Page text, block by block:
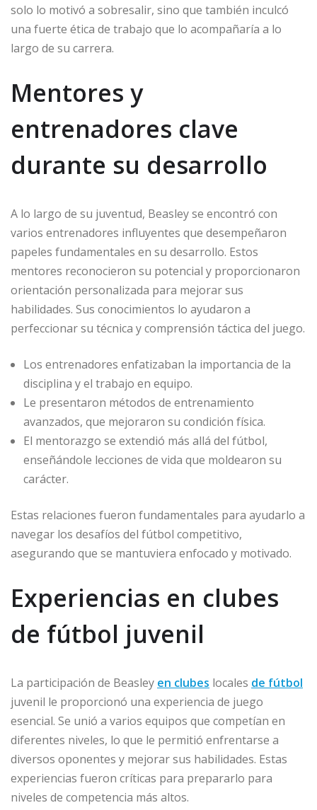
solo lo motivó a sobresalir, sino que también inculcó
una fuerte ética de trabajo que lo acompañaría a lo
largo de su carrera.
Mentores y
entrenadores clave
durante su desarrollo
A lo largo de su juventud, Beasley se encontró con
varios entrenadores influyentes que desempeñaron
papeles fundamentales en su desarrollo. Estos
mentores reconocieron su potencial y proporcionaron
orientación personalizada para mejorar sus
habilidades. Sus conocimientos lo ayudaron a
perfeccionar su técnica y comprensión táctica del juego.
Los entrenadores enfatizaban la importancia de la
disciplina y el trabajo en equipo.
Le presentaron métodos de entrenamiento
avanzados, que mejoraron su condición física.
El mentorazgo se extendió más allá del fútbol,
enseñándole lecciones de vida que moldearon su
carácter.
Estas relaciones fueron fundamentales para ayudarlo a
navegar los desafíos del fútbol competitivo,
asegurando que se mantuviera enfocado y motivado.
Experiencias en clubes
de fútbol juvenil
La participación de Beasley en clubes locales de fútbol
juvenil le proporcionó una experiencia de juego
esencial. Se unió a varios equipos que competían en
diferentes niveles, lo que le permitió enfrentarse a
diversos oponentes y mejorar sus habilidades. Estas
experiencias fueron críticas para prepararlo para
niveles de competencia más altos.